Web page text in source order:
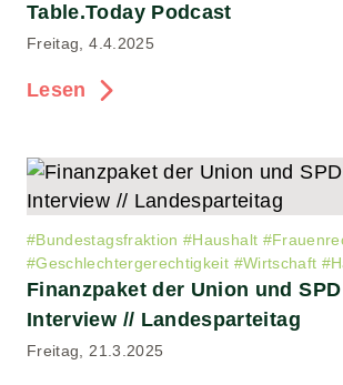
Table.Today Podcast
Freitag, 4.4.2025
Lesen
#Bundestagsfraktion #Haushalt #
#Geschlechtergerechtigkeit #Wirtschaft #
Finanzpaket der Union und
Interview // Landesparteitag
Freitag, 21.3.2025